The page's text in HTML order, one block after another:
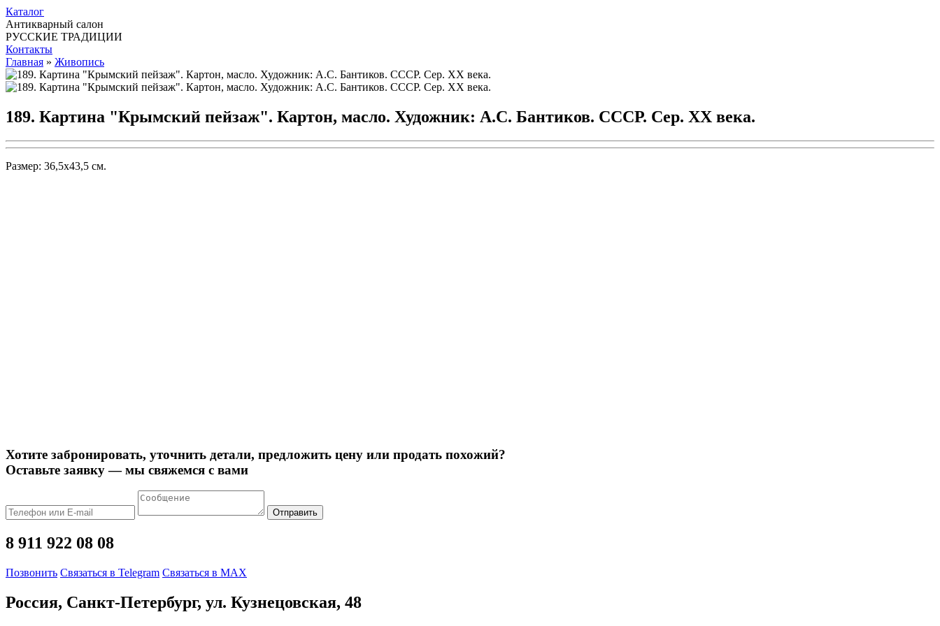
Каталог
Антикварный салон
РУССКИЕ ТРАДИЦИИ
Контакты
Главная » Живопись
189. Картина "Крымский пейзаж". Картон, масло. Художник: А.C. Бантиков. СССР. Сер. XX века.
Размер: 36,5x43,5 см.
Хотите забронировать, уточнить детали, предложить цену или продать похожий?
Оставьте заявку — мы свяжемся с вами
Отправить
8 911 922 08 08
Позвонить Связаться в Telegram Связаться в MAX
Россия, Санкт-Петербург, ул. Кузнецовская, 48